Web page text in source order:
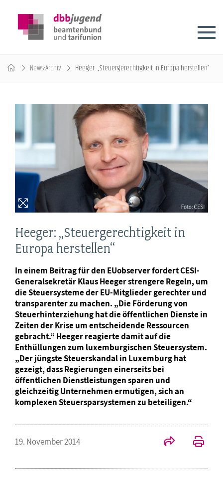
News-Archiv Heeger: „Steuergerechtigkeit in Europa herstellen“
Heeger: „Steuergerechtigkeit in
Europa herstellen“
In einem Beitrag für den EUobserver fordert CESI-
Generalsekretär Klaus Heeger strengere Regeln, um
die Steuersysteme der EU-Mitglieder gerechter und
transparenter zu machen. „Die Förderung von
Steuerhinterziehung hat die öffentlichen Dienste in
Zeiten der Krise um entscheidende Ressourcen
gebracht.“ Heeger reagierte damit auf die
Enthüllungen zum luxemburgischen Steuersystem.
„Der jüngste Steuerskandal in Luxemburg hat
gezeigt, dass Regierungen einerseits bei
öffentlichen Dienstleistungen sparen und
gleichzeitig Unternehmen ermutigen, sich an
komplexen Steuersparsystemen zu beteiligen.“
19. November 2014